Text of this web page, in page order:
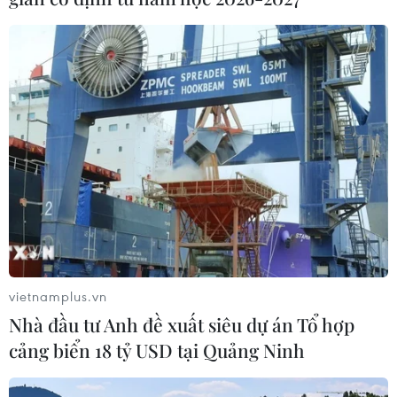
vietnamplus.vn
Nhà đầu tư Anh đề xuất siêu dự án Tổ hợp
cảng biển 18 tỷ USD tại Quảng Ninh